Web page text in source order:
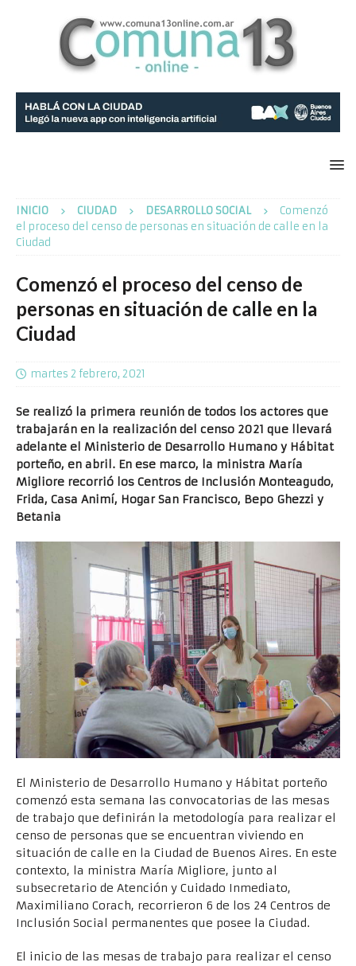
INICIO CIUDAD DESARROLLO SOCIAL
Comenzó
el proceso del censo de personas en situación de calle en la
Ciudad
Comenzó el proceso del censo de
personas en situación de calle en la
Ciudad
martes 2 febrero, 2021
Se realizó la primera reunión de todos los actores que
trabajarán en la realización del censo 2021 que llevará
adelante el Ministerio de Desarrollo Humano y Hábitat
porteño, en abril. En ese marco, la ministra María
Migliore recorrió los Centros de Inclusión Monteagudo,
Frida, Casa Animí, Hogar San Francisco, Bepo Ghezzi y
Betania
El Ministerio de Desarrollo Humano y Hábitat porteño
comenzó esta semana las convocatorias de las mesas
de trabajo que definirán la metodología para realizar el
censo de personas que se encuentran viviendo en
situación de calle en la Ciudad de Buenos Aires. En este
contexto, la ministra María Migliore, junto al
subsecretario de Atención y Cuidado Inmediato,
Maximiliano Corach, recorrieron 6 de los 24 Centros de
Inclusión Social permanentes que posee la Ciudad.
El inicio de las mesas de trabajo para realizar el censo